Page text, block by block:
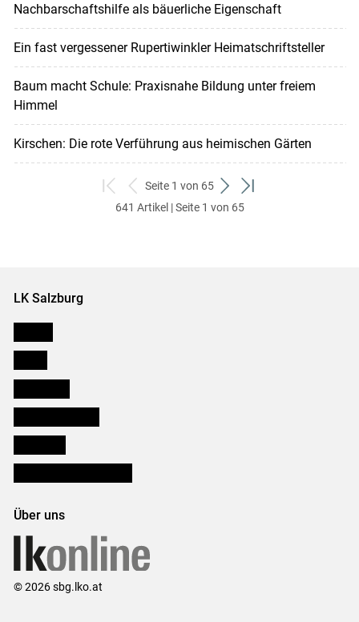
Nachbarschaftshilfe als bäuerliche Eigenschaft
Ein fast vergessener Rupertiwinkler Heimatschriftsteller
Baum macht Schule: Praxisnahe Bildung unter freiem
Himmel
Kirschen: Die rote Verführung aus heimischen Gärten
zum
ersten
zurück
zum
Seite 1 von 65
weiter
zum
zum
641 Artikel | Seite 1 von 65
LK Salzburg
Über uns
© 2026 sbg.lko.at